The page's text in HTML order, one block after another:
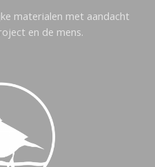
materialen met aandacht
en de mens.